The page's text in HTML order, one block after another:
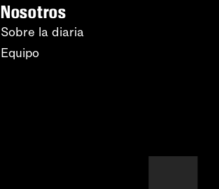
Nosotros
Sobre la diaria
Equipo